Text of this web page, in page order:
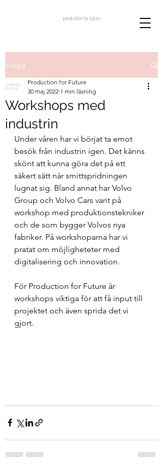
Inlägg
Workshops med
industrin
Production for Future
30 maj 2022 1 min läsning
Under våren har vi börjat ta emot
besök från industrin igen. Det känns
skönt att kunna göra det på ett
säkert sätt när smittspridningen
lugnat sig. Bland annat har Volvo
Group och Volvo Cars varit på
workshop med produktionstekniker
och de som bygger Volvos nya
fabriker. På workshoparna har vi
pratat om möjligheteter med
digitalisering och innovation.
För Production for Future är
workshops viktiga för att få input till
projektet och även sprida det vi
gjort.